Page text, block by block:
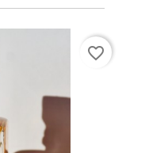
favorite_border